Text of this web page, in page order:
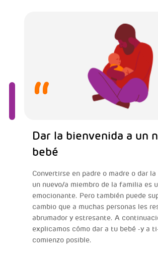
Dar la bienvenida a un
bebé
Convertirse en padre o madre o dar
un nuevo/a miembro de la familia es
emocionante. Pero también puede
cambio que a muchas personas les
abrumador y estresante. A
explicamos cómo dar a tu bebé -y a
comienzo posible.